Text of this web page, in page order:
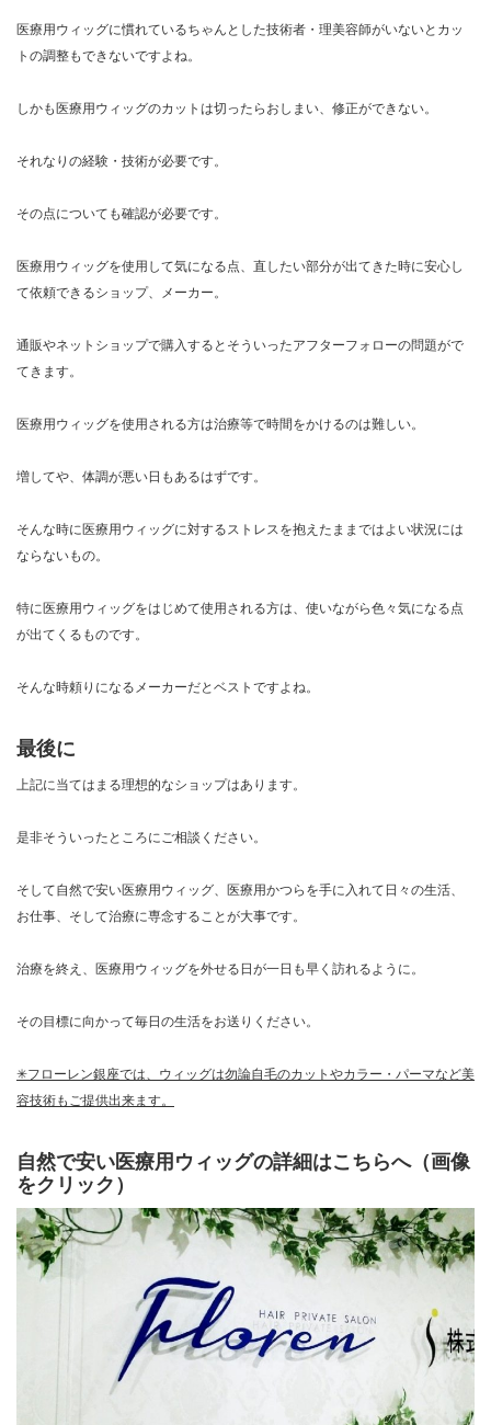
医療用ウィッグに慣れているちゃんとした技術者・理美容師がいないとカッ
トの調整もできないですよね。
しかも医療用ウィッグのカットは切ったらおしまい、修正ができない。
それなりの経験・技術が必要です。
その点についても確認が必要です。
医療用ウィッグを使用して気になる点、直したい部分が出てきた時に安心し
て依頼できるショップ、メーカー。
通販やネットショップで購入するとそういったアフターフォローの問題がで
てきます。
医療用ウィッグを使用される方は治療等で時間をかけるのは難しい。
増してや、体調が悪い日もあるはずです。
そんな時に医療用ウィッグに対するストレスを抱えたままではよい状況には
ならないもの。
特に医療用ウィッグをはじめて使用される方は、使いながら色々気になる点
が出てくるものです。
そんな時頼りになるメーカーだとベストですよね。
最後に
上記に当てはまる理想的なショップはあります。
是非そういったところにご相談ください。
そして自然で安い医療用ウィッグ、医療用かつらを手に入れて日々の生活、
お仕事、そして治療に専念することが大事です。
治療を終え、医療用ウィッグを外せる日が一日も早く訪れるように。
その目標に向かって毎日の生活をお送りください。
✳フローレン銀座では、ウィッグは勿論自毛のカットやカラー・パーマなど美
容技術もご提供出来ます。
自然で安い医療用ウィッグの詳細はこちらへ（画像
をクリック）